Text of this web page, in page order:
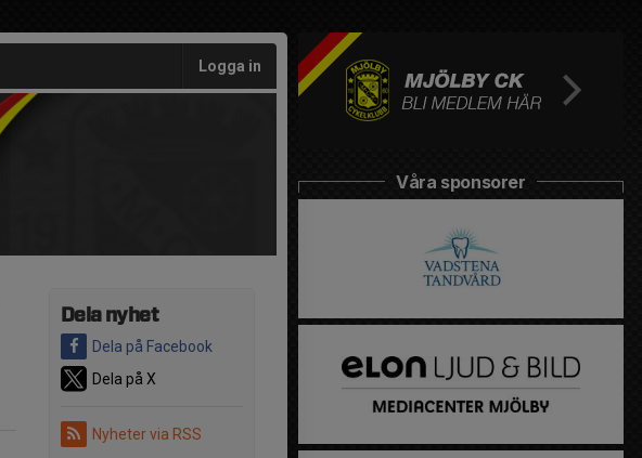
Logga in
Dela nyhet
Dela på Facebook
Dela på X
Nyheter via RSS
Våra sponsorer